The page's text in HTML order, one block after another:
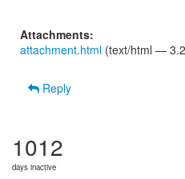
Attachments:
attachment.html (text/html —
Reply
1012
days inactive